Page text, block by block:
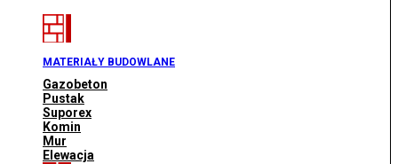
MATERIAŁY BUDOWLANE
Gazobeton
Pustak
Suporex
Komin
Mur
Elewacja